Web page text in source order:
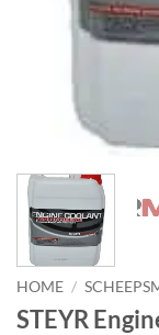
HOME /
STEYR